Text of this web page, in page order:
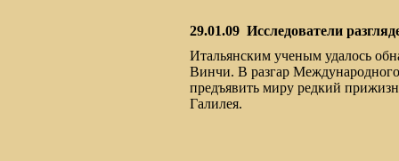
29.01.09 Исследователи
Итальянским ученым удалось
Винчи. В разгар Международного
предъявить миру редкий
Галилея.